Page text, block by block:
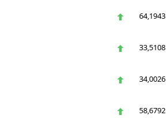
64,1943
33,5108
34,0026
58,6792